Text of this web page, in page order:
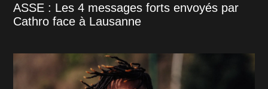
ASSE : Les 4 messages forts envoyés par
Cathro face à Lausanne